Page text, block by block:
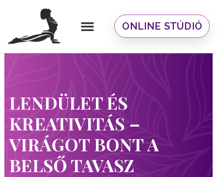
ONLINE STÚDIÓ
LENDÜLET ÉS
KREATIVITÁS –
VIRÁGOT BONT A
BELSŐ TAVASZ